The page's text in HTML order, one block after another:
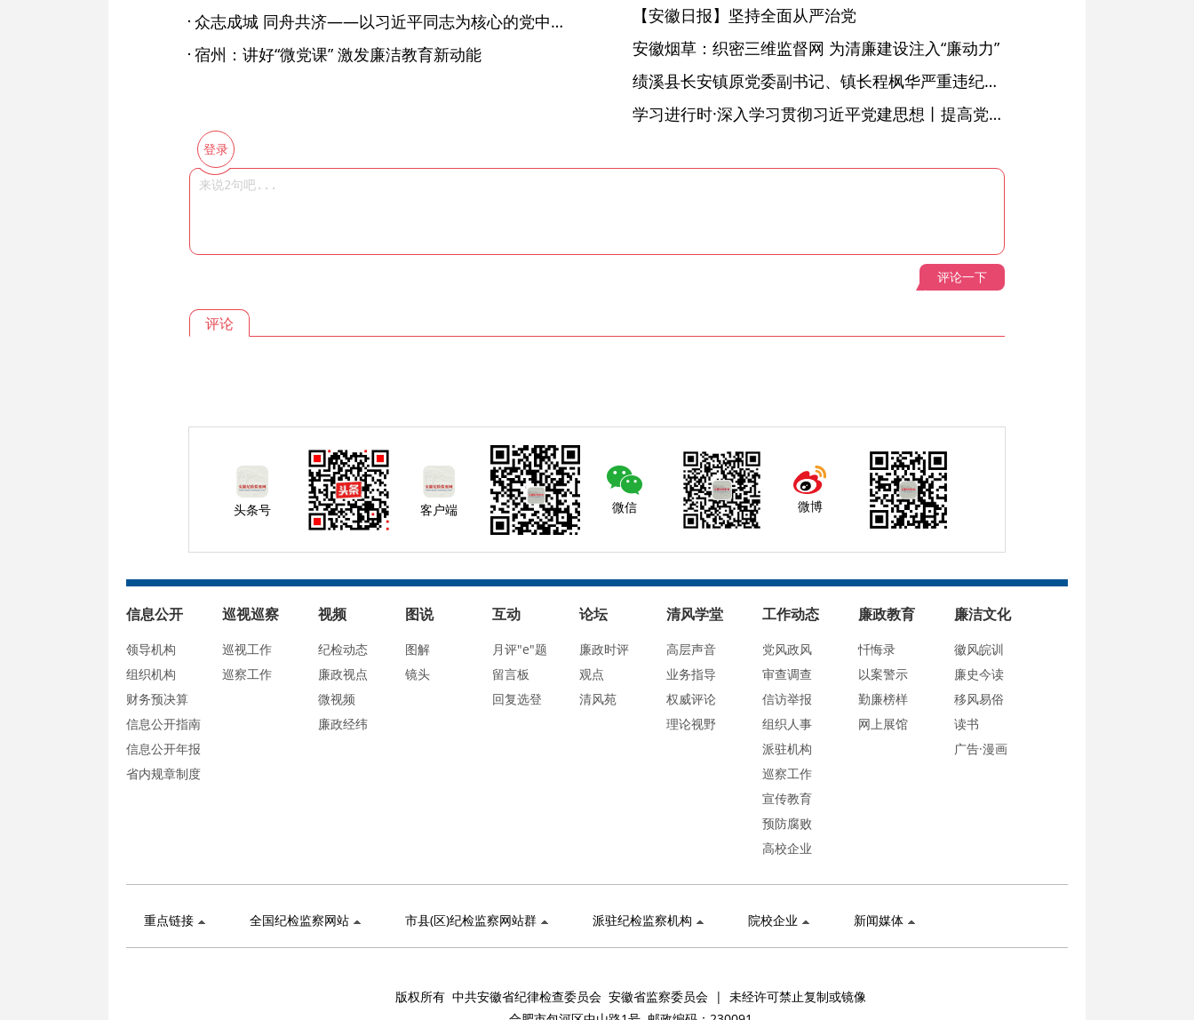
众志成城 同舟共济——以习近平同志为核心的党中央坚强有力指挥河北防汛抗洪救灾
宿州：讲好“微党课” 激发廉洁教育新动能
【安徽日报】坚持全面从严治党
安徽烟草：织密三维监督网 为清廉建设注入“廉动力”
绩溪县长安镇原党委副书记、镇长程枫华严重违纪违法被开除党籍和公职
学习进行时·深入学习贯彻习近平党建思想丨提高党的战斗力的法宝
登录
评论一下
评论
头条号 客户端 微信 微博
信息公开
领导机构
组织机构
财务预决算
信息公开指南
信息公开年报
省内规章制度
巡视巡察
巡视工作
巡察工作
视频
纪检动态
廉政视点
微视频
廉政经纬
图说
图解
镜头
互动
月评"e"题
留言板
回复选登
论坛
廉政时评
观点
清风苑
清风学堂
高层声音
业务指导
权威评论
理论视野
工作动态
党风政风
审查调查
信访举报
组织人事
派驻机构
巡察工作
宣传教育
预防腐败
高校企业
廉政教育
忏悔录
以案警示
勤廉榜样
网上展馆
廉洁文化
徽风皖训
廉史今读
移风易俗
读书
广告·漫画
重点链接 全国纪检监察网站 市县(区)纪检监察网站群 派驻纪检监察机构 院校企业 新闻媒体
版权所有 中共安徽省纪律检查委员会 安徽省监察委员会 | 未经许可禁止复制或镜像